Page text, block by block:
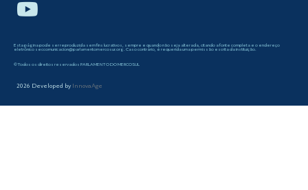
Esta página pode ser reproduzida sem fins lucrativos, sempre e quando não seja alterada, citando a fonte completa e o endereço
eletrônico seccomunicacion@parlamentomercosur.org. Caso contrário, é requerida uma permissão escrita da instituição.
©Todos os direitos reservados PARLAMENTO DO MERCOSUL
2026 Developed by InnovaAge